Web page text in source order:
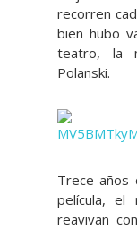
recorren
bien hubo
teatro, la
Polanski.
Trece años
película,
reavivan